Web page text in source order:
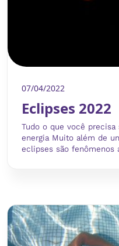
07/04/2022
Eclipses 2022
Tudo o que você precisa
energia Muito além de
eclipses são fenômenos